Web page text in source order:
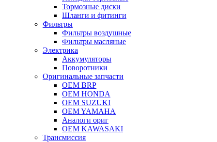
Тормозные диски
Шланги и фитинги
Фильтры
Фильтры воздушные
Фильтры масляные
Электрика
Аккумуляторы
Поворотники
Оригинальные запчасти
OEM BRP
OEM HONDA
OEM SUZUKI
OEM YAMAHA
Аналоги ориг
OEM KAWASAKI
Трансмиссия